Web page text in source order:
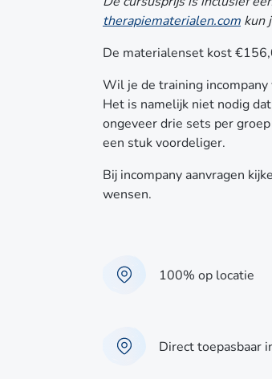
therapiematerialen.com kun
De materialenset kost
Wil je de training
Het is namelijk niet nodig
ongeveer drie sets per
een stuk voordeliger.
Bij incompany aanvragen
wensen.
100% op locatie
Direct toepasbaar